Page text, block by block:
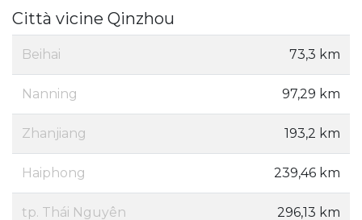
Città vicine Qinzhou
Beihai 73,3 km
Nanning 97,29 km
Zhanjiang 193,2 km
Haiphong 239,46 km
tp. Thái Nguyên 296,13 km